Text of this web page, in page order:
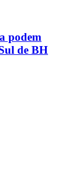
podem
de BH